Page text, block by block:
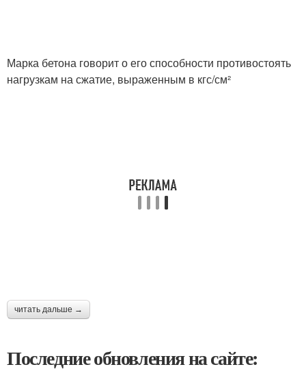
Марка бетона говорит о его способности противостоять
нагрузкам на сжатие, выраженным в кгс/см²
читать дальше →
Последние обновления на сайте: